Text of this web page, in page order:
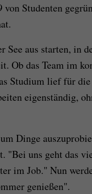
Studenten
See aus starten, in
Ob das Team im
Studium lief für die
eigenständig,
Dinge
"Bei uns geht das
im Job." Nun
genießen".